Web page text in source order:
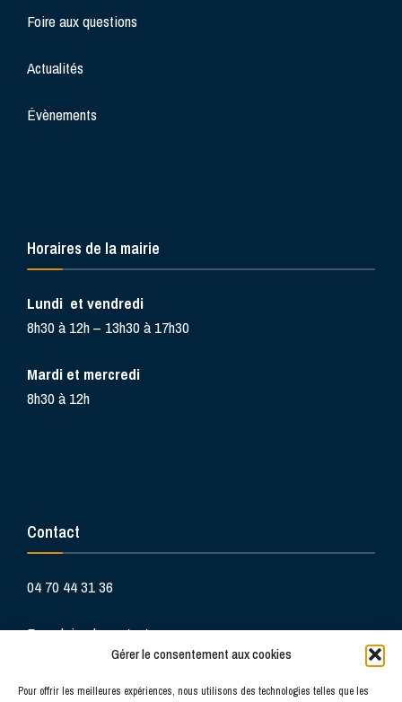
Gérer le consentement aux cookies
Pour offrir les meilleures expériences, nous utilisons des technologies telles que les
Foire aux questions
Actualités
Évènements
Horaires de la mairie
Lundi et vendredi
8h30 à 12h – 13h30 à 17h30
Mardi et mercredi
8h30 à 12h
Contact
04 70 44 31 36
Formulaire de contact